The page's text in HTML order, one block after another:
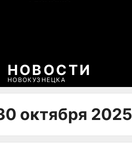
НОВОСТИ
НОВОКУЗНЕЦКА
октября 2025